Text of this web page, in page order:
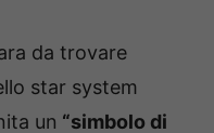
da trovare
star system
un “simbolo di